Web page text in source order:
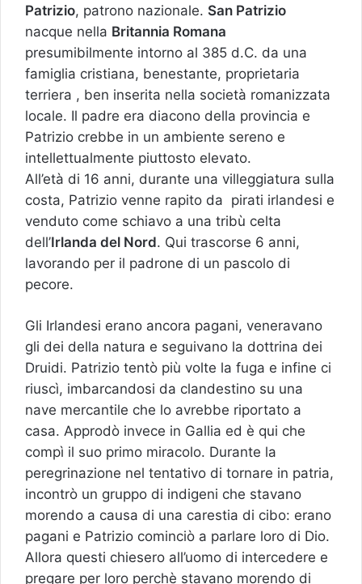
Patrizio, patrono nazionale. San Patrizio
nacque nella Britannia Romana
presumibilmente intorno al 385 d.C. da una
famiglia cristiana, benestante, proprietaria
terriera , ben inserita nella società romanizzata
locale. Il padre era diacono della provincia e
Patrizio crebbe in un ambiente sereno e
intellettualmente piuttosto elevato.
All’età di 16 anni, durante una villeggiatura sulla
costa, Patrizio venne rapito da pirati irlandesi e
venduto come schiavo a una tribù celta
dell’Irlanda del Nord. Qui trascorse 6 anni,
lavorando per il padrone di un pascolo di
pecore.
Gli Irlandesi erano ancora pagani, veneravano
gli dei della natura e seguivano la dottrina dei
Druidi. Patrizio tentò più volte la fuga e infine ci
riuscì, imbarcandosi da clandestino su una
nave mercantile che lo avrebbe riportato a
casa. Approdò invece in Gallia ed è qui che
compì il suo primo miracolo. Durante la
peregrinazione nel tentativo di tornare in patria,
incontrò un gruppo di indigeni che stavano
morendo a causa di una carestia di cibo: erano
pagani e Patrizio cominciò a parlare loro di Dio.
Allora questi chiesero all’uomo di intercedere e
pregare per loro perchè stavano morendo di